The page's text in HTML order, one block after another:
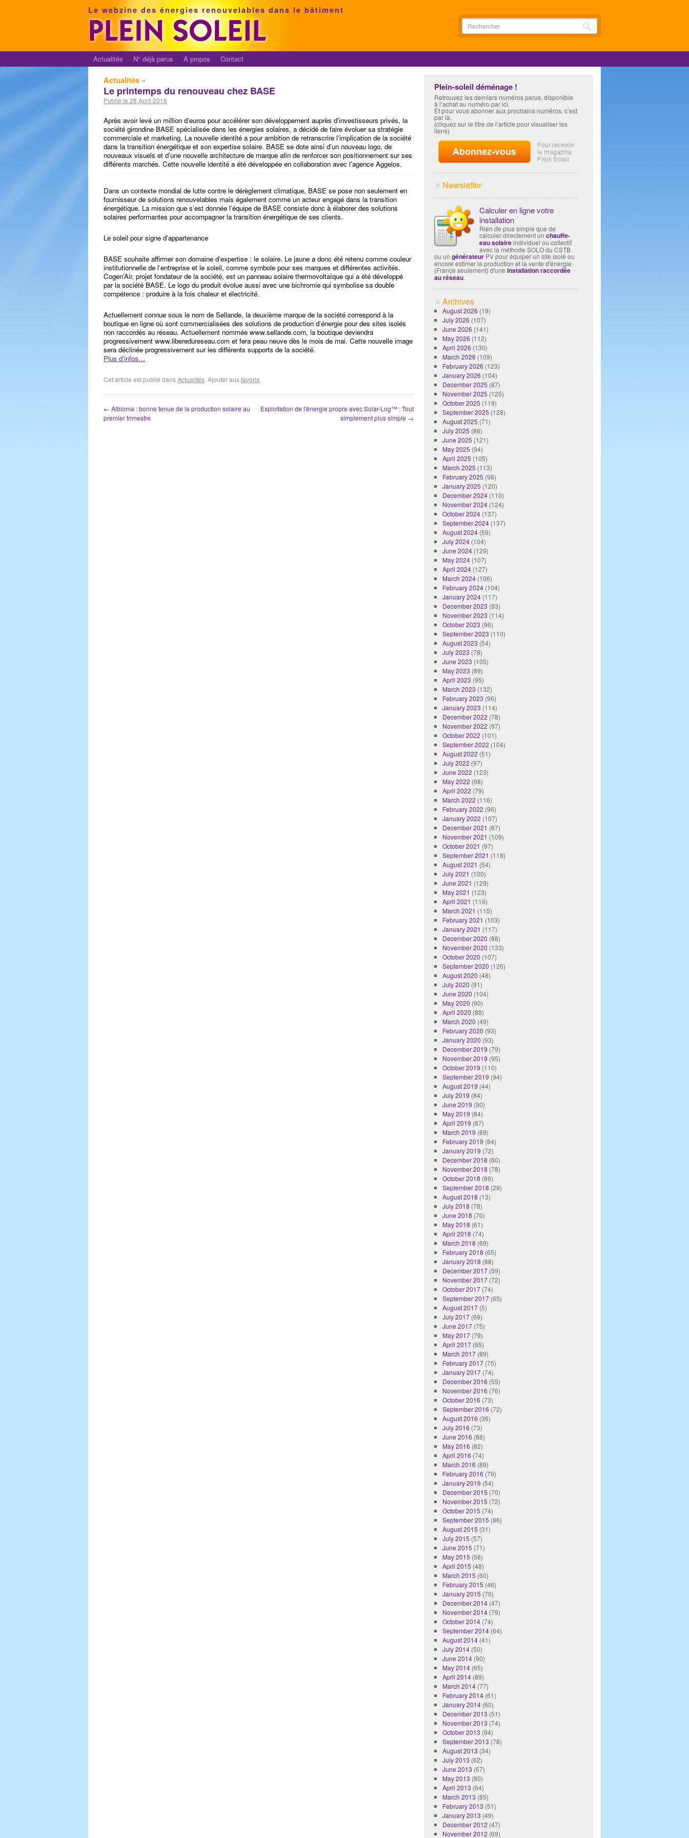
Le webzine des énergies renouvelables dans le bâtiment
Actualités N° déjà parus A propos Contact
Actualités »
Le printemps du renouveau chez BASE
Publié le 28 April 2016
Après avoir levé un million d’euros pour accélérer son développement auprès d’investisseurs privés, la
société girondine BASE spécialisée dans les énergies solaires, a décidé de faire évoluer sa stratégie
commerciale et marketing. La nouvelle identité a pour ambition de retranscrire l’implication de la société
dans la transition énergétique et son expertise solaire. BASE se dote ainsi d’un nouveau logo, de
nouveaux visuels et d’une nouvelle architecture de marque afin de renforcer son positionnement sur ses
différents marchés. Cette nouvelle identité a été développée en collaboration avec l’agence Aggelos.
Dans un contexte mondial de lutte contre le dérèglement climatique, BASE se pose non seulement en
fournisseur de solutions renouvelables mais également comme un acteur engagé dans la transition
énergétique. La mission que s’est donnée l’équipe de BASE consiste donc à élaborer des solutions
solaires performantes pour accompagner la transition énergétique de ses clients.
Le soleil pour signe d’appartenance
BASE souhaite affirmer son domaine d’expertise : le solaire. Le jaune a donc été retenu comme couleur
institutionnelle de l’entreprise et le soleil, comme symbole pour ses marques et différentes activités.
Cogen’Air, projet fondateur de la société, est un panneau solaire thermovoltaïque qui a été développé
par la société BASE. Le logo du produit évolue aussi avec une bichromie qui symbolise sa double
compétence : produire à la fois chaleur et électricité.
Actuellement connue sous le nom de Sellande, la deuxième marque de la société correspond à la
boutique en ligne où sont commercialisées des solutions de production d’énergie pour des sites isolés
non raccordés au réseau. Actuellement nommée www.sellande.com, la boutique deviendra
progressivement www.liberedureseau.com et fera peau neuve dès le mois de mai. Cette nouvelle image
sera déclinée progressivement sur les différents supports de la société.
Plus d’infos…
Cet article est publié dansActualités. Ajouter auxfavoris.
← Albioma : bonne tenue de la production solaire au
premier trimestre
Exploitation de l'énergie propre avec Solar-Log™ : Tout
simplement plus simple →
Plein-soleil déménage !
Retrouvez les derniers numéros parus, disponible
à l’achat au numéro par ici.
Et pour vous abonner aux prochains numéros, c’est
par là.
(cliquez sur le titre de l’article pour visualiser les
liens)
Newsletter
Calculer en ligne votre
installation
Rien de plus simple que de
calculer directement un chauffe-
eau solaireindividuel ou collectif
avec la méthode SOLO du CSTB
ou un générateur PV pour équiper un site isolé ou
encore estimer la production et la vente d'énergie
(France seulement) d'une installation raccordée
au réseau.
Archives
August 2026 (19)
July 2026 (107)
June 2026 (141)
May 2026 (112)
April 2026 (130)
March 2026 (109)
February 2026 (123)
January 2026 (104)
December 2025 (87)
November 2025 (125)
October 2025 (119)
September 2025 (128)
August 2025 (71)
July 2025 (86)
June 2025 (121)
May 2025 (94)
April 2025 (105)
March 2025 (113)
February 2025 (98)
January 2025 (120)
December 2024(110)
November 2024(124)
October 2024(137)
September 2024(137)
August 2024(59)
July 2024(104)
June 2024(129)
May 2024(107)
April 2024(127)
March 2024(106)
February 2024(104)
January 2024(117)
December 2023 (93)
November 2023 (114)
October 2023 (96)
September 2023 (110)
August 2023 (54)
July 2023 (78)
June 2023 (105)
May 2023 (89)
April 2023 (95)
March 2023 (132)
February 2023 (96)
January 2023 (114)
December 2022 (78)
November 2022 (97)
October 2022 (101)
September 2022 (104)
August 2022 (51)
July 2022 (97)
June 2022 (123)
May 2022 (98)
April 2022 (79)
March 2022 (116)
February 2022 (96)
January 2022 (107)
December 2021 (87)
November 2021 (109)
October 2021 (97)
September 2021 (118)
August 2021 (54)
July 2021 (100)
June 2021 (129)
May 2021 (123)
April 2021 (116)
March 2021 (115)
February 2021 (103)
January 2021 (117)
December 2020 (88)
November 2020 (133)
October 2020 (107)
September 2020 (126)
August 2020 (48)
July 2020 (91)
June 2020 (104)
May 2020 (90)
April 2020 (88)
March 2020 (49)
February 2020 (93)
January 2020 (93)
December 2019 (79)
November 2019 (95)
October 2019 (110)
September 2019 (94)
August 2019 (44)
July 2019 (84)
June 2019 (90)
May 2019 (84)
April 2019 (87)
March 2019 (89)
February 2019 (84)
January 2019 (72)
December 2018 (60)
November 2018 (78)
October 2018 (86)
September 2018 (29)
August 2018 (13)
July 2018 (78)
June 2018 (70)
May 2018 (61)
April 2018 (74)
March 2018 (69)
February 2018 (65)
January 2018 (88)
December 2017(59)
November 2017(72)
October 2017(74)
September 2017(65)
August 2017(5)
July 2017(69)
June 2017(75)
May 2017(79)
April 2017(65)
March 2017(89)
February 2017(75)
January 2017(74)
December 2016 (55)
November 2016 (76)
October 2016 (73)
September 2016 (72)
August 2016 (36)
July 2016 (73)
June 2016 (88)
May 2016 (82)
April 2016 (74)
March 2016 (89)
February 2016 (79)
January 2016 (54)
December 2015 (70)
November 2015 (72)
October 2015 (74)
September 2015 (86)
August 2015 (31)
July 2015 (57)
June 2015 (71)
May 2015 (58)
April 2015 (48)
March 2015 (60)
February 2015 (46)
January 2015 (70)
December 2014(47)
November 2014(79)
October 2014(74)
September 2014(64)
August 2014(41)
July 2014(50)
June 2014(90)
May 2014(65)
April 2014(89)
March 2014(77)
February 2014(61)
January 2014(60)
December 2013 (51)
November 2013 (74)
October 2013 (94)
September 2013 (78)
August 2013 (34)
July 2013 (62)
June 2013 (67)
May 2013 (80)
April 2013 (64)
March 2013 (85)
February 2013 (51)
January 2013 (49)
December 2012 (47)
November 2012 (69)